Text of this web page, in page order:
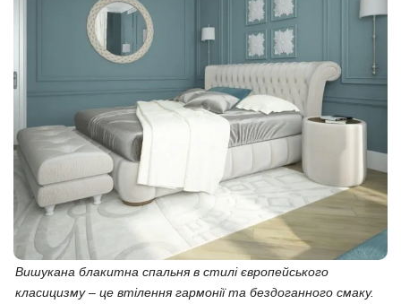
Вишукана блакитна спальня в стилі європейського
класицизму – це втілення гармонії та бездоганного смаку.